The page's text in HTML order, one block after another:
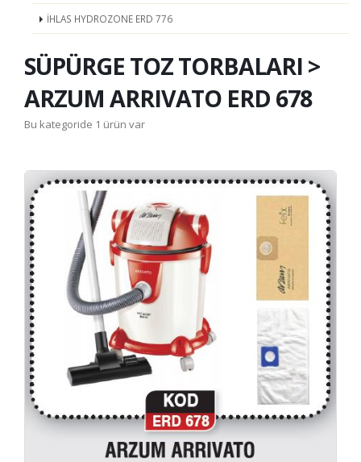
İHLAS HYDROZONE ERD 776
SÜPÜRGE TOZ TORBALARI >
ARZUM ARRIVATO ERD 678
Bu kategoride 1 ürün var